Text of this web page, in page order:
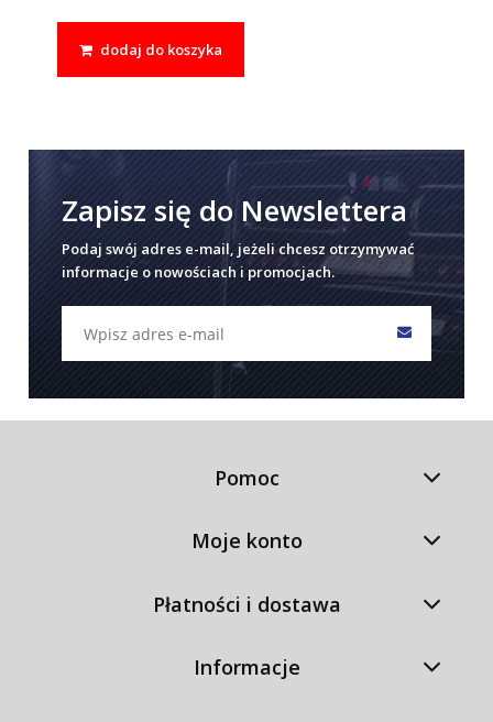
dodaj do koszyka
Zapisz się do Newslettera
Podaj swój adres e-mail, jeżeli chcesz otrzymywać
informacje o nowościach i promocjach.
Pomoc
Moje konto
Płatności i dostawa
Informacje